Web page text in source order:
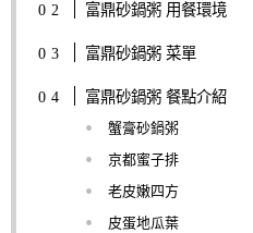
富鼎砂鍋粥 用餐環境
富鼎砂鍋粥 菜單
富鼎砂鍋粥 餐點介紹
蟹膏砂鍋粥
京都蜜子排
老皮嫩四方
皮蛋地瓜葉